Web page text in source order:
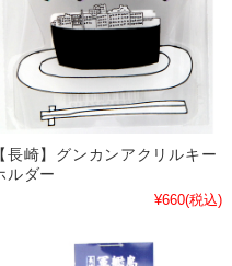
【長崎】グンカンアクリルキー
ルダー
¥660(税込)